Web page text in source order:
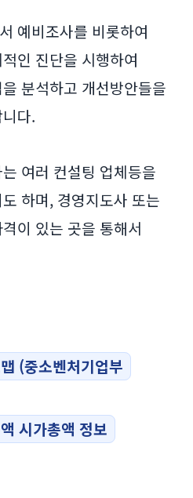
예비조사를 비롯하여
인 진단을 시행하여
분석하고 개선방안들을
다.
여러 컨설팅 업체등을
하며, 경영지도사 또는
이 있는 곳을 통해서
(중소벤처기업부
시가총액 정보